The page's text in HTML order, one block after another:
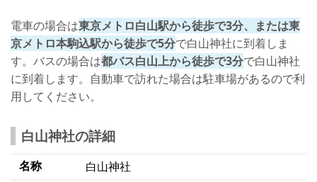
電車の場合は東京メトロ白山駅から徒歩で3分、または東
京メトロ本駒込駅から徒歩で5分で白山神社に到着しま
す。バスの場合は都バス白山上から徒歩で3分で白山神社
に到着します。自動車で訪れた場合は駐車場があるので利
用してください。
白山神社の詳細
名称
白山神社